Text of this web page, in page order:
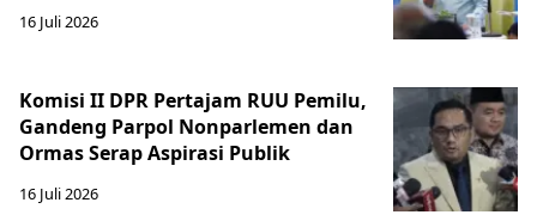
16 Juli 2026
Komisi II DPR Pertajam RUU Pemilu,
Gandeng Parpol Nonparlemen dan
Ormas Serap Aspirasi Publik
16 Juli 2026